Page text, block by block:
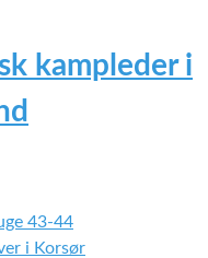
kampleder i
43-44
i Korsør